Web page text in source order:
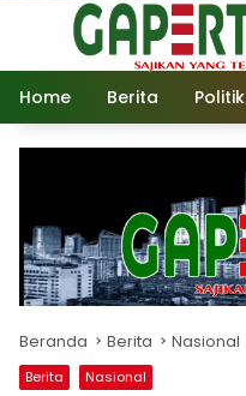
Home Berita Politik
Beranda Berita Nasional
Berita Nasional